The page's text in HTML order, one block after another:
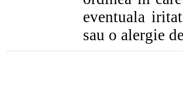
eventuala
sau o alergie